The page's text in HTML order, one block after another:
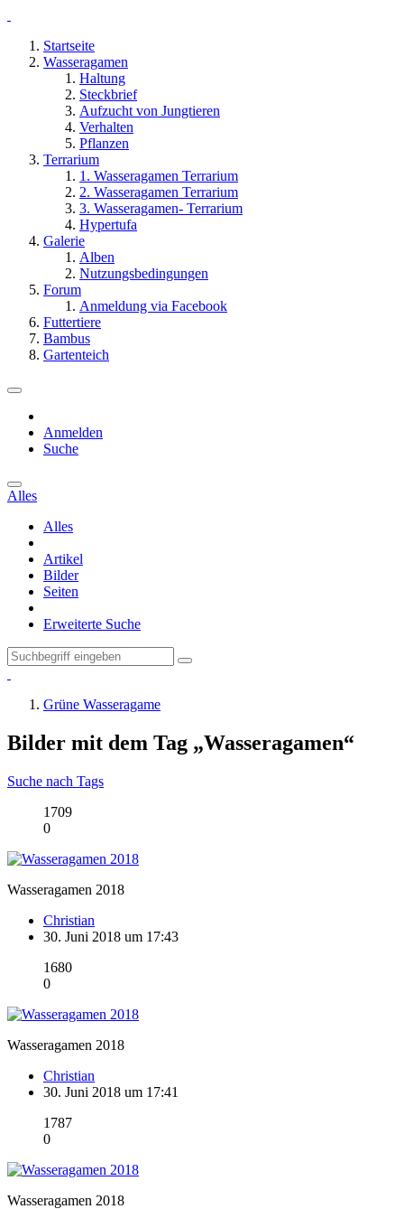
Startseite
Wasseragamen
Haltung
Steckbrief
Aufzucht von Jungtieren
Verhalten
Pflanzen
Terrarium
1. Wasseragamen Terrarium
2. Wasseragamen Terrarium
3. Wasseragamen- Terrarium
Hypertufa
Galerie
Alben
Nutzungsbedingungen
Forum
Anmeldung via Facebook
Futtertiere
Bambus
Gartenteich
Anmelden
Suche
Alles
Alles
Artikel
Bilder
Seiten
Erweiterte Suche
Grüne Wasseragame
Bilder mit dem Tag „Wasseragamen“
Suche nach Tags
1709
0
Wasseragamen 2018
Christian
30. Juni 2018 um 17:43
1680
0
Wasseragamen 2018
Christian
30. Juni 2018 um 17:41
1787
0
Wasseragamen 2018